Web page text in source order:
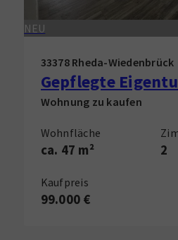
NEU
33378 Rheda-Wiedenbrück
Wohnung zu kaufen
Wohnfläche
ca. 47 m² 2
Kaufpreis
99.000 €